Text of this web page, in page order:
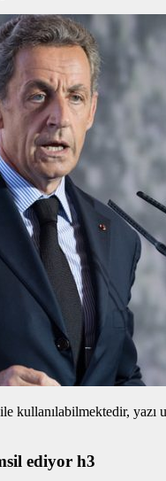
kullanılabilmektedir, yazı
ediyor h3